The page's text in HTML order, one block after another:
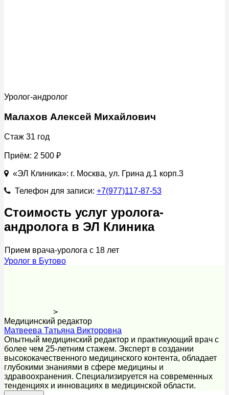
Уролог-андролог
Малахов Алексей Михайлович
Стаж 31 год
Приём: 2 500 ₽
«ЭЛ Клиника»: г. Москва, ул. Грина д.1 корп.3
Телефон для записи: +7(977)117-87-53
Стоимость услуг уролога-
андролога в ЭЛ Клиника
Прием врача-уролога с 18 лет
Уролог в Бутово
>
Медицинский редактор
Матвеева Татьяна Викторовна
Опытный медицинский редактор и практикующий врач с
более чем 25-летним стажем. Эксперт в создании
высококачественного медицинского контента, обладает
глубокими знаниями в сфере медицины и
здравоохранения. Специализируется на современных
тенденциях и инновациях в медицинской области.